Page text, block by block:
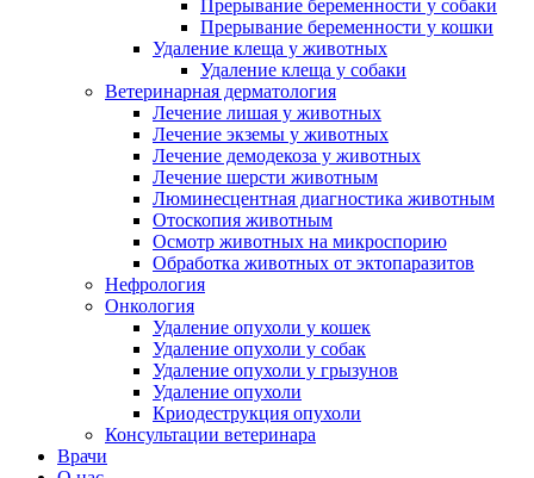
Прерывание беременности у собаки
Прерывание беременности у кошки
Удаление клеща у животных
Удаление клеща у собаки
Ветеринарная дерматология
Лечение лишая у животных
Лечение экземы у животных
Лечение демодекоза у животных
Лечение шерсти животным
Люминесцентная диагностика животным
Отоскопия животным
Осмотр животных на микроспорию
Обработка животных от эктопаразитов
Нефрология
Онкология
Удаление опухоли у кошек
Удаление опухоли у собак
Удаление опухоли у грызунов
Удаление опухоли
Криодеструкция опухоли
Консультации ветеринара
Врачи